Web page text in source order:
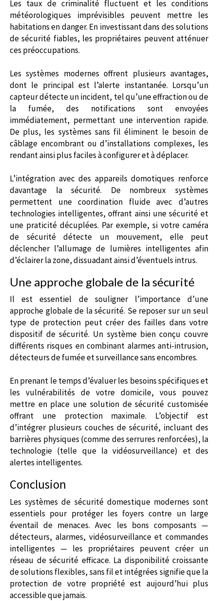
Les taux de criminalité fluctuent et les conditions
météorologiques imprévisibles peuvent mettre les
habitations en danger. En investissant dans des solutions
de sécurité fiables, les propriétaires peuvent atténuer
ces préoccupations.
Les systèmes modernes offrent plusieurs avantages,
dont le principal est l’alerte instantanée. Lorsqu’un
capteur détecte un incident, tel qu’une effraction ou de
la fumée, des notifications sont envoyées
immédiatement, permettant une intervention rapide.
De plus, les systèmes sans fil éliminent le besoin de
câblage encombrant ou d’installations complexes, les
rendant ainsi plus faciles à configurer et à déplacer.
L’intégration avec des appareils domotiques renforce
davantage la sécurité. De nombreux systèmes
permettent une coordination fluide avec d’autres
technologies intelligentes, offrant ainsi une sécurité et
une praticité décuplées. Par exemple, si votre caméra
de sécurité détecte un mouvement, elle peut
déclencher l’allumage de lumières intelligentes afin
d’éclairer la zone, dissuadant ainsi d’éventuels intrus.
Une approche globale de la sécurité
Il est essentiel de souligner l’importance d’une
approche globale de la sécurité. Se reposer sur un seul
type de protection peut créer des failles dans votre
dispositif de sécurité. Un système bien conçu couvre
différents risques en combinant alarmes anti-intrusion,
détecteurs de fumée et surveillance sans encombres.
En prenant le temps d’évaluer les besoins spécifiques et
les vulnérabilités de votre domicile, vous pouvez
mettre en place une solution de sécurité customisée
offrant une protection maximale. L’objectif est
d’intégrer plusieurs couches de sécurité, incluant des
barrières physiques (comme des serrures renforcées), la
technologie (telle que la vidéosurveillance) et des
alertes intelligentes.
Conclusion
Les systèmes de sécurité domestique modernes sont
essentiels pour protéger les foyers contre un large
éventail de menaces. Avec les bons composants —
détecteurs, alarmes, vidéosurveillance et commandes
intelligentes — les propriétaires peuvent créer un
réseau de sécurité efficace. La disponibilité croissante
de solutions flexibles, sans fil et intégrées signifie que la
protection de votre propriété est aujourd’hui plus
accessible que jamais.